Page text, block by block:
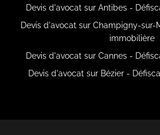
Devis d'avocat sur Antibes -
Devis d'avocat sur Champigny-sur-
immobilière
Devis d'avocat sur Cannes -
Devis d'avocat sur Bézier -